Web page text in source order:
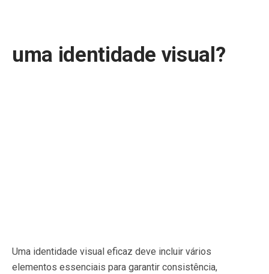
uma identidade visual?
Uma identidade visual eficaz deve incluir vários
elementos essenciais para garantir consistência,